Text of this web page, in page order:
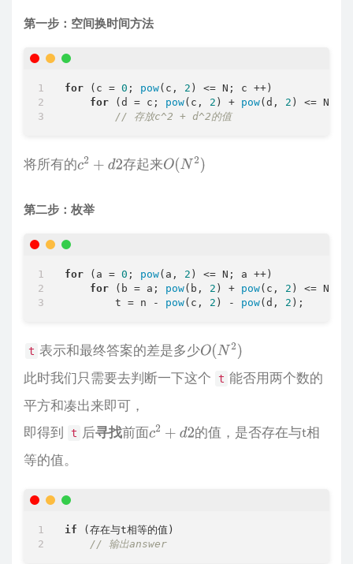
第一步：空间换时间方法
for (c = 0 ; pow(c, 2 ) <= N; c ++)
for (d = c; pow(c, 2 ) + pow(d, 2 ) <= N; d
// 存放c^2 + d^2的值
将所有的c2 +d2 存起来O(N2)
第二步：枚举
for (a = 0 ; pow(a, 2 ) <= N; a ++)
for (b = a; pow(b, 2 ) + pow(c, 2 ) <= N; b
        t = n -
pow(c, 2 ) - pow(d, 2
t 表示和最终答案的差是多少O(N2
此时我们只需要去判断一下这个
t 能否用两个数的
平方和凑出来即可，
即得到
t 后寻找前面c2 +d2
的值，是否存在与t相
等的值。
if (存在与t相等的值)
// 输出answer